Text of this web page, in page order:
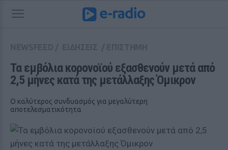
Τα εμβόλια κορονοϊού εξασθενούν μετά από
2,5 μήνες κατά της μετάλλαξης Όμικρον
Ο καλύτερος συνδυασμός για μεγαλύτερη
αποτελεσματικότητα